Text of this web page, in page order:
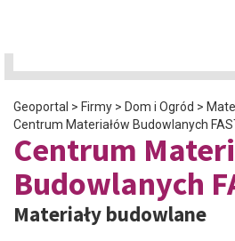
Geoportal > Firmy > Dom i Ogród >
Centrum Materiałów Budowlanych
Centrum
Budowlanych
Materiały budowlane